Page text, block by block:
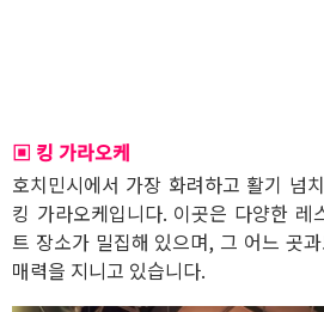
▣ 킹 가라오케
호치민시에서 가장 화려하고 활기 넘
킹 가라오케입니다. 이곳은 다양한 레
트 장소가 밀집해 있으며, 그 어느 곳
매력을 지니고 있습니다.